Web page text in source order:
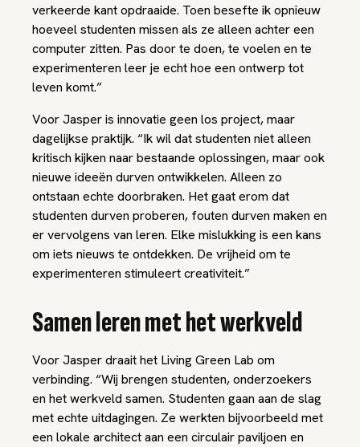
verkeerde kant opdraaide. Toen besefte ik opnieuw
hoeveel studenten missen als ze alleen achter een
computer zitten. Pas door te doen, te voelen en te
experimenteren leer je echt hoe een ontwerp tot
leven komt.”
Voor Jasper is innovatie geen los project, maar
dagelijkse praktijk. “Ik wil dat studenten niet alleen
kritisch kijken naar bestaande oplossingen, maar ook
nieuwe ideeën durven ontwikkelen. Alleen zo
ontstaan echte doorbraken. Het gaat erom dat
studenten durven proberen, fouten durven maken en
er vervolgens van leren. Elke mislukking is een kans
om iets nieuws te ontdekken. De vrijheid om te
experimenteren stimuleert creativiteit.”
Samen leren met het werkveld
Voor Jasper draait het Living Green Lab om
verbinding. “Wij brengen studenten, onderzoekers
en het werkveld samen. Studenten gaan aan de slag
met echte uitdagingen. Ze werkten bijvoorbeeld met
een lokale architect aan een circulair paviljoen en